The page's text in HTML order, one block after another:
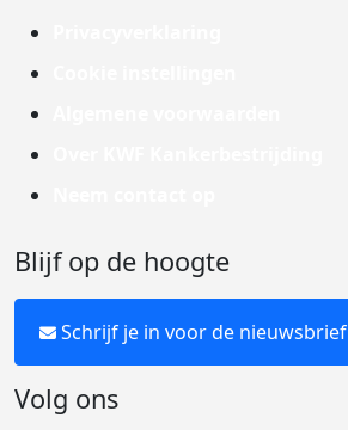
Blijf op de hoogte
Schrijf je in voor de nieuwsbrief
Volg ons